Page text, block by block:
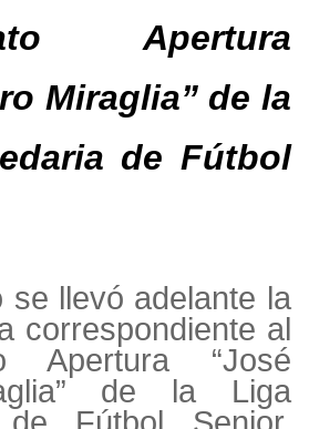
Apertura
Miraglia” de la
de Fútbol
se llevó adelante la
correspondiente al
Apertura “José
de la Liga